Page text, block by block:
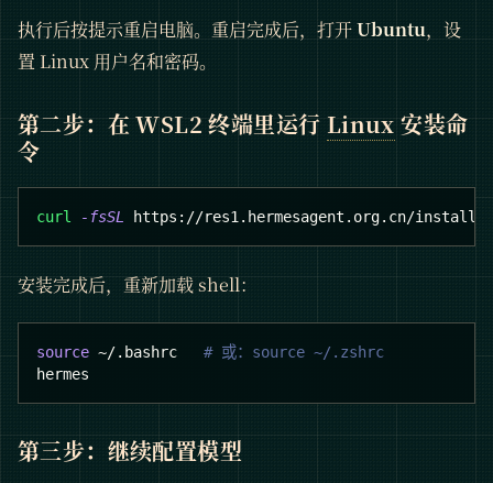
执行后按提示重启电脑。重启完成后，打开Ubuntu，设
置 Linux 用户名和密码。
第二步：在 WSL2 终端里运行 Linux 安装命
令
curl -fsSL https://res1.hermesagent.org.cn/
安装完成后，重新加载 shell：
source ~/.bashrc # 或：source ~/.zshrc
hermes
第三步：继续配置模型